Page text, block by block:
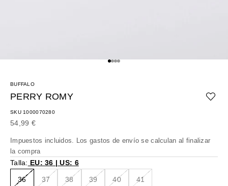
Ir al artículo 1
Ir al artículo 2
Ir al artículo 3
Ir al artículo 4
BUFFALO
PERRY ROMY
SKU 1000070280
Precio de oferta
54,99 €
Impuestos incluidos. Los gastos de envío se calculan al finalizar
la compra
Talla: EU: 36 | US: 6
36 37 38 39 40 41